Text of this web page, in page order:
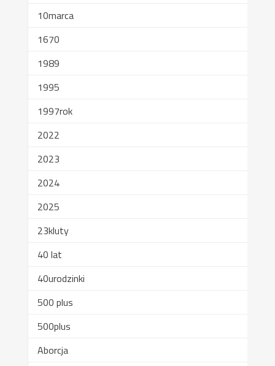
10marca
1670
1989
1995
1997rok
2022
2023
2024
2025
23kluty
40 lat
40urodzinki
500 plus
500plus
Aborcja